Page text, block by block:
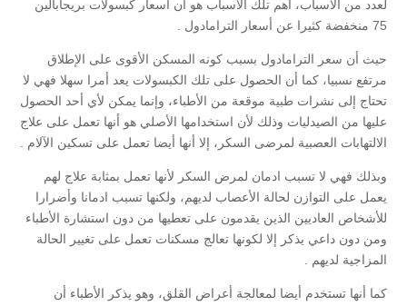
لعدد من الأسباب، أهم تلك الأسباب هو أن أسعار كبسولات بريجابالين
75 منخفضة كثيرا عن أسعار الترامادول .
حيث أن سعر الترامادول بسبب كونه المسكن الأقوى على الإطلاق
مرتفع نسبيا، كما أن الحصول على تلك الكبسولات يعد أمرا سهلا فهي لا
تحتاج إلى نشرات طبية موقعة من الأطباء، وإنما يمكن لأي أحد الحصول
عليها من الصيدليات وذلك لأن استخدامها الأصلي هو أنها تعمل على علاج
الالتهابات العصبية لمرضى السكر، إلا أنها أيضا تعمل على تسكين الآلام .
وبذلك فهي لا تسبب ادمان لمرض السكر لأنها تعمل بمثابة علاج لهم
يعمل على التوازن لحالة الأعصاب لديهم، ولكنها تسبب ادمانا وأضرارا
للأشخاص العاديين الذين يقدمون على تعطيها من دون استشارة الأطباء
ومن دون داعي يذكر إلا لكونها تعالج مسكنات تعمل على تغيير الحالة
المزاجية لديهم .
كما أنها تستخدم أيضا لمعالجة أعراض القلق، وهو يذكر الأطباء أن